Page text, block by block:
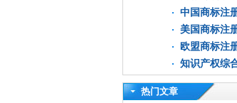
中国商标注
美国商标注
欧盟商标注
知识产权综
热门文章